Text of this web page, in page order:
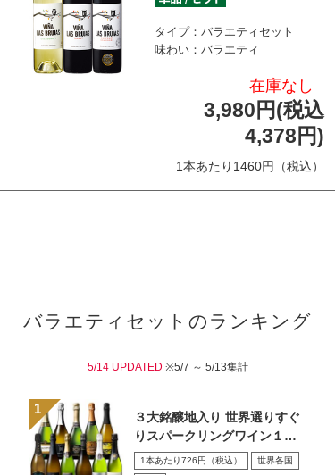
タイプ：バラエティセット
味わい：バラエティ
在庫なし
3,980円(税込
4,378円)
1本あたり1460円（税込）
バラエティセットのランキング
5/14 UPDATED ※5/7 ～ 5/13集計
３大銘醸地入り 世界選りすぐ
りスパークリングワイン１１
本セット 第４３弾
1本あたり726円（税込） 世界各国